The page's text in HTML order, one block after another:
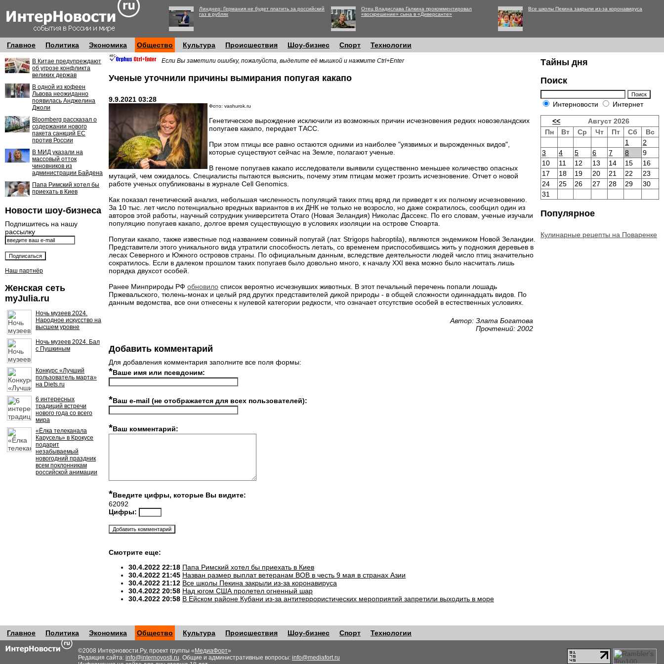
Линднер: Германия не будет платить за российский
газ в рублях
Отец Владислава Галкина прокомментировал
«воскрешение» сына в «Диверсанте»
Все школы Пекина закрыли из-за коронавируса
Главное Политика Экономика Общество Культура Происшествия Шоу-бизнес Спорт Технологии
В Китае предупреждают
об угрозе конфликта
великих держав
В одной из кофеен
Львова неожиданно
появилась Анджелина
Джоли
Bloomberg рассказал о
содержании нового
пакета санкций ЕС
против России
В МИД указали на
массовый отток
чиновников из
администрации Байдена
Папа Римский хотел бы
приехать в Киев
Новости шоу-бизнеса
Подпишитесь на нашу
рассылку
Наш партнёр
Женская сеть
myJulia.ru
Ночь музеев 2024.
Народное искусство на
высшем уровне
Ночь музеев 2024. Бал
с Пушкиным
Конкурс «Лучший
пользователь марта»
на Diets.ru
6 интересных
традиций встречи
нового года со всего
мира
«Ёлка телеканала
Карусель» в Крокусе
подарит
незабываемый
новогодний праздник
всем поклонникам
российской анимации
Если Вы заметили ошибку, пожалуйста, выделите её мышкой и нажмите Ctrl+Enter
Ученые уточнили причины вымирания попугая какапо
9.9.2021 03:28
Фото: vashurok.ru
Генетическое вырождение исключили из возможных причин исчезновения редких новозеландских
попугаев какапо, передает ТАСС.
При этом птицы все равно остаются одними из наиболее "уязвимых и вырожденных видов",
которые существуют сейчас на Земле, полагают ученые.
В геноме попугаев какапо исследователи выявили существенно меньшее количество опасных
мутаций, чем ожидалось. Специалисты пытаются выяснить, почему этим птицам может грозить исчезновение. Отчет о новой
работе ученых опубликованы в журнале Cell Genomics.
Как показал генетический анализ, небольшая численность популяций таких птиц вряд ли приведет к их полному исчезновению.
За 10 тыс. лет число потенциально вредных вариантов в их ДНК не только не возросло, но даже сократилось, сообщил один из
авторов этой работы, научный сотрудник университета Отаго (Новая Зеландия) Николас Дассекс. По его словам, ученые изучали
популяцию попугаев какапо, долгое время существующую в условиях изоляции на острове Стюарта.
Попугаи какапо, также известные под названием совиный попугай (лат. Strigops habroptila), являются эндемиком Новой Зеландии.
Представители этого уникального вида утратили способность летать, со временем приспособившись жить у подножия деревьев в
лесах Северного и Южного островов страны. По официальным данным, вследствие деятельности людей число птиц значительно
сократилось. Если в далеком прошлом таких попугаев было довольно много, к началу XXI века можно было насчитать лишь
порядка двухсот особей.
Ранее Минприроды РФ обновило список вероятно исчезнувших животных. В этот печальный перечень попали лошадь
Пржевальского, тюлень-монах и целый ряд других представителей дикой природы - в общей сложности одиннадцать видов. По
данным ведомства, все они отнесены к нулевой категории редкости, что означает отсутствие особей в естественных условиях.
Автор: Злата Богатова
Прочтений: 2002
Добавить комментарий
Для добавления комментария заполните все поля формы:
*Ваше имя или псевдоним:
*Ваш e-mail (не отображается для всех пользователей):
*Ваш комментарий:
*Введите цифры, которые Вы видите:
62092
Цифры:
Смотрите еще:
30.4.2022 22:18 Папа Римский хотел бы приехать в Киев
30.4.2022 21:45 Назван размер выплат ветеранам ВОВ в честь 9 мая в странах Азии
30.4.2022 21:12 Все школы Пекина закрыли из-за коронавируса
30.4.2022 20:58 Над югом США пролетел огненный шар
30.4.2022 20:58 В Ейском районе Кубани из-за антитеррористических мероприятий запретили выходить в море
Тайны дня
Поиск
Интерновости Интернет
<<
Август 2026
Пн
Вт Ср Чт Пт Сб
Вс
1
2
3
4 5 6 7 8
9
10
11 12 13 14 15
16
17
18 19 20 21 22
23
24
25 26 27 28 29
30
31
Популярное
Кулинарные рецепты на Поваренке
Главное Политика Экономика Общество Культура Происшествия Шоу-бизнес Спорт Технологии
©2008 Интерновости.Ру, проект группы « МедиаФорт»
Редакция сайта: info@internovosti.ru. Общие и административные вопросы: info@mediafort.ru